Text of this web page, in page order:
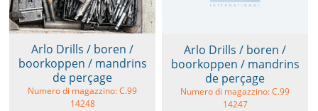
Arlo Drills / boren /
boorkoppen / mandrins
de perçage
Numero di magazzino: C.99
14248
Arlo Drills / boren /
boorkoppen / mandrins
de perçage
Numero di magazzino: C.99
14247